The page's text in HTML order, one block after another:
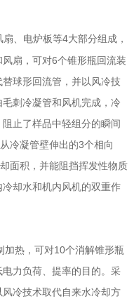
、电炉板等4大部分组成，
扇，可对6个锥形瓶回流装
球形回流管，并以风冷技
刺冷凝管和风机完成，冷
止了样品中轻组分的瞬间
冷凝管壁伸出的3个相向
面积，并能阻挡挥发性物质
却水和机内风机的双重作
加热，可对10个消解锥形瓶
力负荷、提率的目的。采
冷技术取代自来水冷却方